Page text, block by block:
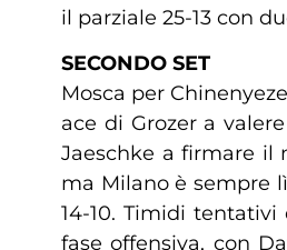
il parziale 25-13 con
SECONDO SET
Mosca per
ace di Grozer a
Jaeschke a firmare il
ma Milano è sempre
14-10. Timidi
fase offensiva, con